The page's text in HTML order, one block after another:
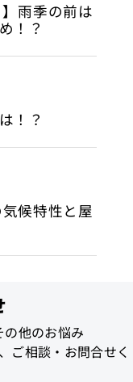
】雨季の前は
！？
！？
気候特性と屋
他のお悩み
ご相談・お問合せく